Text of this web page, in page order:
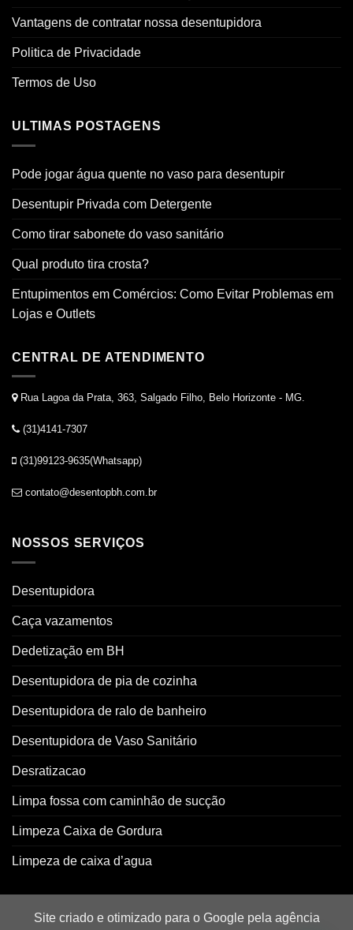
Vantagens de contratar nossa desentupidora
Politica de Privacidade
Termos de Uso
ULTIMAS POSTAGENS
Pode jogar água quente no vaso para desentupir
Desentupir Privada com Detergente
Como tirar sabonete do vaso sanitário
Qual produto tira crosta?
Entupimentos em Comércios: Como Evitar Problemas em
Lojas e Outlets
CENTRAL DE ATENDIMENTO
Rua Lagoa da Prata, 363, Salgado Filho, Belo Horizonte - MG.
(31)4141-7307
(31)99123-9635(Whatsapp)
contato@desentopbh.com.br
NOSSOS SERVIÇOS
Desentupidora
Caça vazamentos
Dedetização em BH
Desentupidora de pia de cozinha
Desentupidora de ralo de banheiro
Desentupidora de Vaso Sanitário
Desratizacao
Limpa fossa com caminhão de sucção
Limpeza Caixa de Gordura
Limpeza de caixa d’agua
Site criado e otimizado para o Google pela agência